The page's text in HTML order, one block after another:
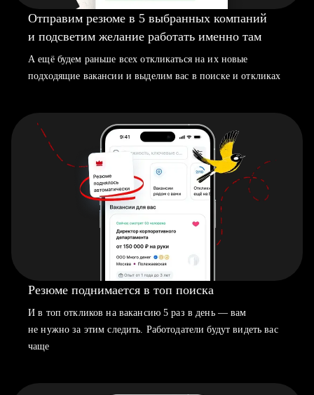
Отправим резюме в 5 выбранных компаний
и подсветим желание работать именно там
А ещё будем раньше всех откликаться на их новые
подходящие вакансии и выделим вас в поиске и откликах
Резюме поднимается в топ поиска
И в топ откликов на вакансию 5 раз в день — вам
не нужно за этим следить. Работодатели будут видеть вас
чаще